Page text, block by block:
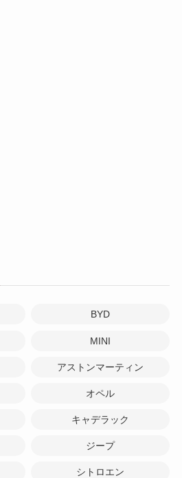
BYD
MINI
アストンマーティン
オペル
キャデラック
ジープ
シトロエン